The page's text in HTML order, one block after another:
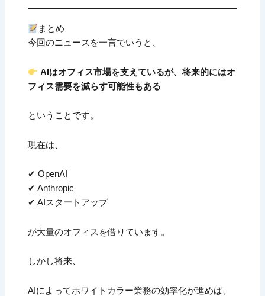
まとめ
今回のニュースを一言でいうと、
AIはオフィス市場を支えているが、将来的にはオ
フィス需要を減らす可能性もある
ということです。
現在は、
✔ OpenAI
✔ Anthropic
✔ AIスタートアップ
が大量のオフィスを借りています。
しかし将来、
AIによってホワイトカラー業務の効率化が進めば、